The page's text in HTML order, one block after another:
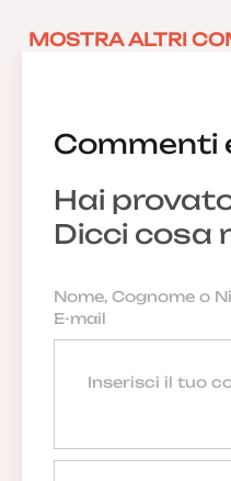
Commenti
Hai
Dicci cosa
MOSTRA ALTRI